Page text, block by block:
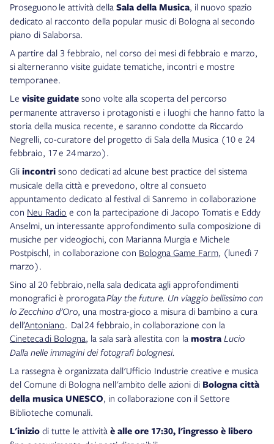
Proseguono le attività della Sala della Musica, il nuovo spazio
dedicato al racconto della popular music di Bologna al secondo
piano di Salaborsa.
A partire dal 3 febbraio, nel corso dei mesi di febbraio e marzo,
si alterneranno visite guidate tematiche, incontri e mostre
temporanee.
Le visite guidate sono volte alla scoperta del percorso
permanente attraverso i protagonisti e i luoghi che hanno fatto la
storia della musica recente, e saranno condotte da Riccardo
Negrelli, co-curatore del progetto di Sala della Musica (10 e 24
febbraio, 17 e 24 marzo).
Gli incontri sono dedicati ad alcune best practice del sistema
musicale della città e prevedono, oltre al consueto
appuntamento dedicato al festival di Sanremo in collaborazione
con Neu Radio e con la partecipazione di Jacopo Tomatis e Eddy
Anselmi, un interessante approfondimento sulla composizione di
musiche per videogiochi, con Marianna Murgia e Michele
Postpischl, in collaborazione con Bologna Game Farm, (lunedì 7
marzo).
Sino al 20 febbraio, nella sala dedicata agli approfondimenti
monografici è prorogataPlay the future. Un viaggio bellissimo con
lo Zecchino d’Oro, una mostra-gioco a misura di bambino a cura
dell’Antoniano. Dal 24 febbraio, in collaborazione con la
Cineteca di Bologna, la sala sarà allestita con la mostra Lucio
Dalla nelle immagini dei fotografi bolognesi.
La rassegna è organizzata dall'Ufficio Industrie creative e musica
del Comune di Bologna nell'ambito delle azioni di Bologna città
della musica UNESCO, in collaborazione con il Settore
Biblioteche comunali.
L'inizio di tutte le attività è alle ore 17:30, l'ingresso è libero